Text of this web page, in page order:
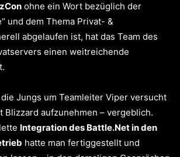
ohne ein Wort bezüglich der
und dem Thema Privat- &
abgelaufen ist, hat das Team des
einen weitreichende
Jungs um Teamleiter Viper versucht
Blizzard aufzunehmen – vergeblich.
Integration des Battle.Net in den
hatte man fertiggestellt und